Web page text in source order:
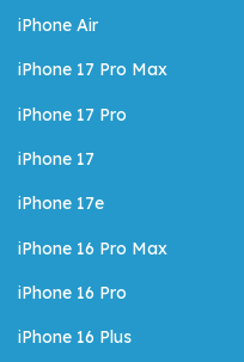
iPhone Air
iPhone 17 Pro Max
iPhone 17 Pro
iPhone 17
iPhone 17e
iPhone 16 Pro Max
iPhone 16 Pro
iPhone 16 Plus